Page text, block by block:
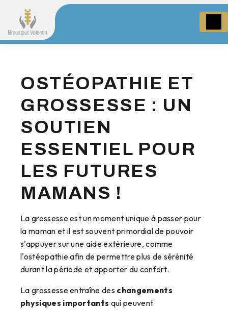
OSTÉOPATHIE ET
GROSSESSE : UN
SOUTIEN
ESSENTIEL POUR
LES FUTURES
MAMANS !
La grossesse est un moment unique à passer pour
la maman et il est souvent primordial de pouvoir
s'appuyer sur une aide extérieure, comme
l'ostéopathie afin de permettre plus de sérénité
durant la période et apporter du confort.
La grossesse entraîne des changements
physiques importants qui peuvent
Panneau de gestion des cookies